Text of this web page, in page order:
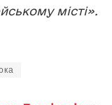
місті».